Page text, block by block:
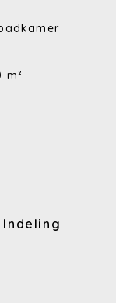
m²
Indeling